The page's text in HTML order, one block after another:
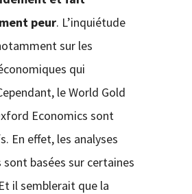
peur. L’inquiétude
sur les
qui
le World Gold
Economics sont
En effet, les analyses
basées sur certaines
il semblerait que la